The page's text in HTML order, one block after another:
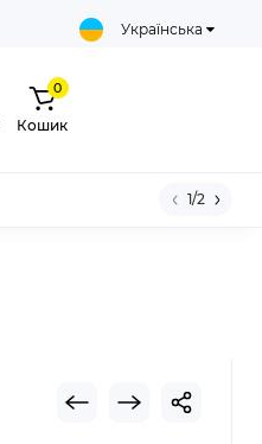
Українська
0
Кошик
1/2